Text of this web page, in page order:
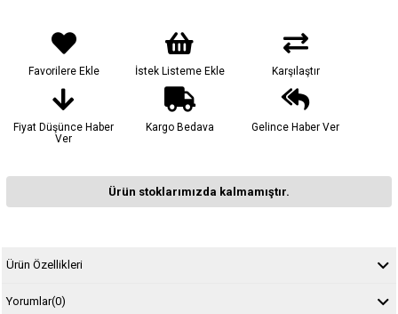
Favorilere Ekle İstek Listeme Ekle Karşılaştır
Fiyat Düşünce Haber
Ver
Kargo Bedava Gelince Haber Ver
Ürün stoklarımızda kalmamıştır.
Ürün Özellikleri
Yorumlar(0)